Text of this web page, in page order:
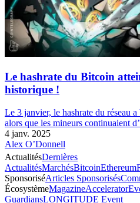
Le hashrate du Bitcoin
historique !
Le 3 janvier, le hashrate du réseau
alors que les mineurs continuaient
4 janv. 2025
Alex O’Donnell
ActualitésDernières
ActualitésMarchésBitcoinEthereum
SponsoriséArticles Sponsorisés
ÉcosystèmeMagazineAccelerator
GuardiansLONGITUDE Event